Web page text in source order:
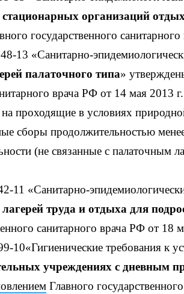
стационарных организаций
государственного
«Санитарно-
палаточного типа»
врача РФ от 14 мая
на проходящие в условиях
сборы продолжительностью
(не связанные с палаточным
«Санитарно-
лагерей труда и отдыха для
санитарного врача РФ от 18
требования к
учреждениях с дневным
Главного